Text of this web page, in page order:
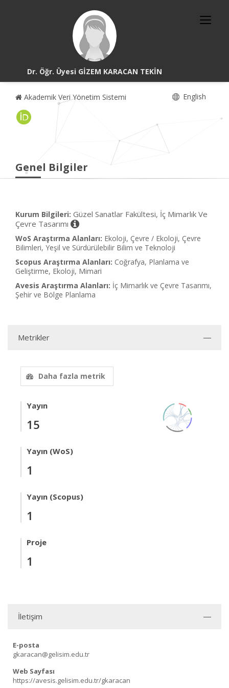
Dr. Öğr. Üyesi GİZEM KARACAN TEKİN
Akademik Veri Yönetim Sistemi English
Genel Bilgiler
Kurum Bilgileri: Güzel Sanatlar Fakültesi, İç Mimarlık Ve
Çevre Tasarımı
WoS Araştırma Alanları: Ekoloji, Çevre / Ekoloji, Çevre
Bilimleri, Yeşil ve Sürdürülebilir Bilim ve Teknoloji
Scopus Araştırma Alanları: Coğrafya, Planlama ve
Geliştirme, Ekoloji, Mimari
Avesis Araştırma Alanları: İç Mimarlık ve Çevre Tasarımı,
Şehir ve Bölge Planlama
Metrikler
Daha fazla metrik
Yayın
15
Yayın (WoS)
1
Yayın (Scopus)
1
Proje
1
İletişim
E-posta
gkaracan@gelisim.edu.tr
Web Sayfası
https://avesis.gelisim.edu.tr/gkaracan